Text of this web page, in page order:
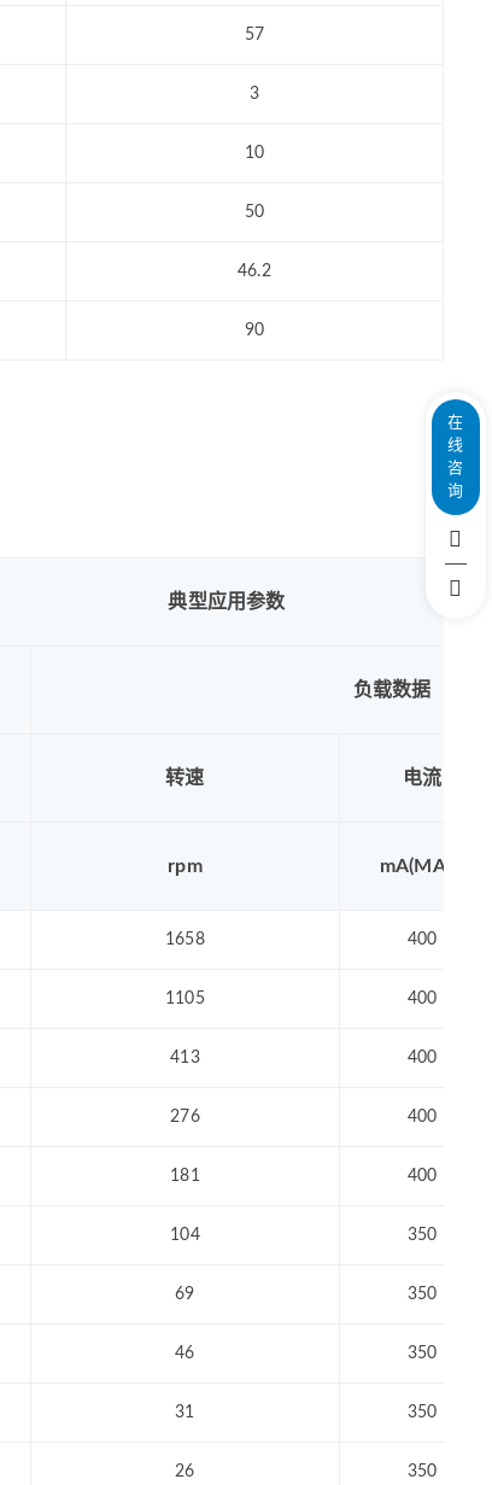
57
3
10
50
46.2
90
典型应用参数
负载数据
转速 电流
rpm mA(MAX)
1658 400
1105 400
413 400
276 400
181 400
104 350
69 350
46 350
31 350
26 350
在
线
咨
询